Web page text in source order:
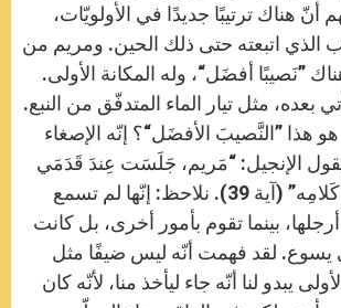
أنّ هناك ترتيبًا جديدًا في الأولويّات،
الذي اتبعته حتى ذلك الحين. ومريم من
”نَصيبًا أفضَل“، وله المكانة الأولى.
مثل تيار الماء المتدفّق من النبع.
هذا ”النَّصيبَ الأفضَل“؟ إنّه الإصغاء
الإنجيل: “مَريم، جَلَسَت عِندَ قَدَمَي
الرَّبِّ تَستَمِعُ إِلى كَلامِه” (آية 39). نلاحظ: إنّها لم تسمع
بينما تقوم بأمور أخرى، بل كانت
يسوع. لقد فهمت أنّه ليس ضيفًا مثل
يبدو لنا أنّه جاء ليأخذ منا، لأنّه كان